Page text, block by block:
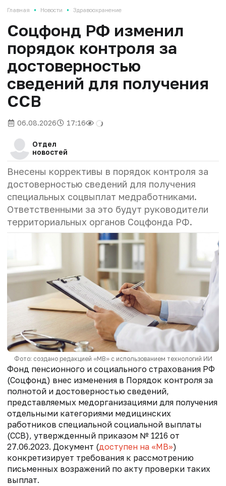
Главная • Новости • Здравоохранение
Соцфонд РФ изменил
порядок контроля за
достоверностью
сведений для получения
ССВ
06.08.2026 17:16
Отдел
новостей
Внесены коррективы в порядок контроля за
достоверностью сведений для получения
специальных соцвыплат медработниками.
Ответственными за это будут руководители
территориальных органов Соцфонда РФ.
Фото: создано редакцией «МВ» с использованием технологий ИИ
Фонд пенсионного и социального страхования РФ
(Соцфонд) внес изменения в Порядок контроля за
полнотой и достоверностью сведений,
представляемых медорганизациями для получения
отдельными категориями медицинских
работников специальной социальной выплаты
(ССВ), утвержденный приказом № 1216 от
27.06.2023. Документ (доступен на «МВ»)
конкретизирует требования к рассмотрению
письменных возражений по акту проверки таких
выплат.